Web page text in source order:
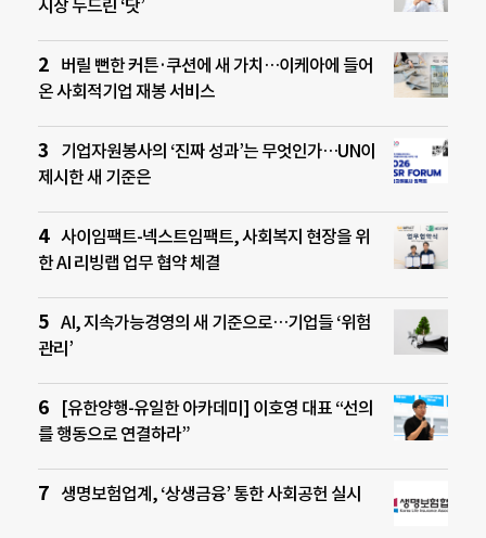
시장 두드린 ‘닷’
버릴 뻔한 커튼·쿠션에 새 가치…이케아에 들어
온 사회적기업 재봉 서비스
기업자원봉사의 ‘진짜 성과’는 무엇인가…UN이
제시한 새 기준은
사이임팩트-넥스트임팩트, 사회복지 현장을 위
한 AI 리빙랩 업무 협약 체결
AI, 지속가능경영의 새 기준으로…기업들 ‘위험
관리’
[유한양행-유일한 아카데미] 이호영 대표 “선의
를 행동으로 연결하라”
생명보험업계, ‘상생금융’ 통한 사회공헌 실시